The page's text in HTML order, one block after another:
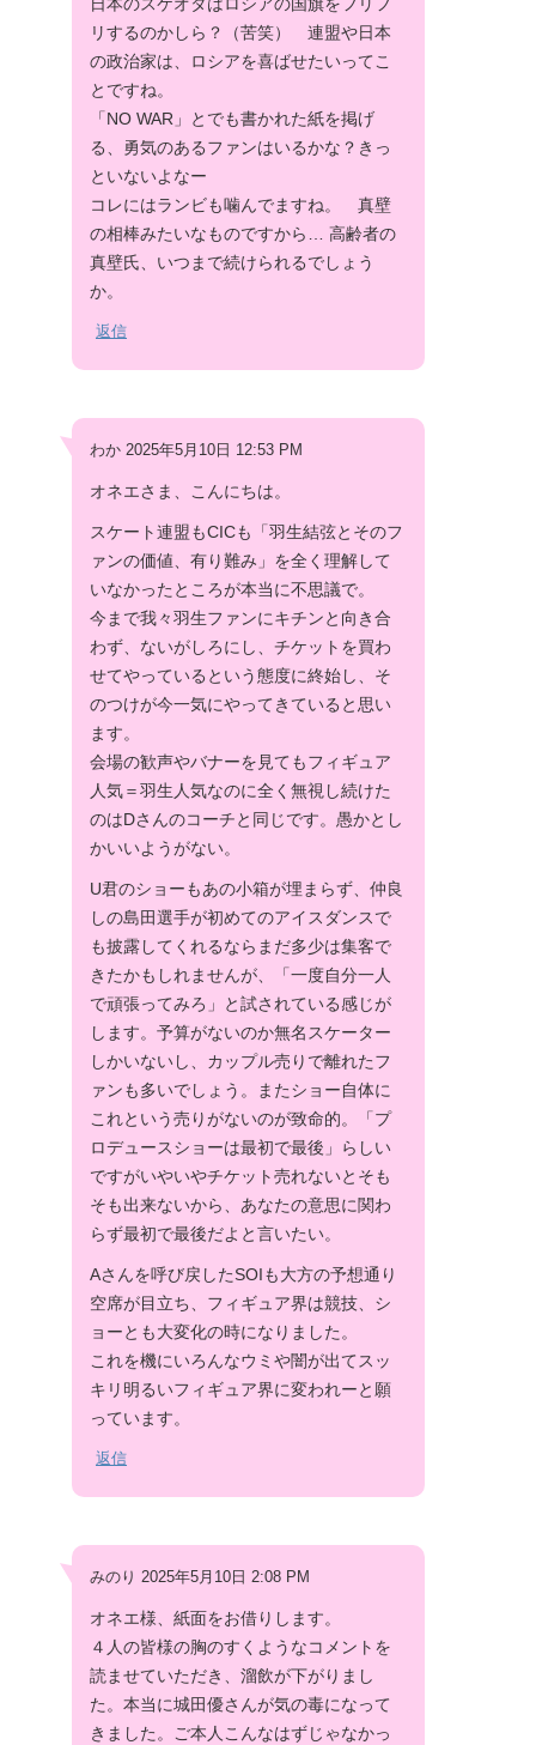
リするのかしら？（苦笑） 連盟や日本
の政治家は、ロシアを喜ばせたいってこ
とですね。
「NO WAR」とでも書かれた紙を掲げ
る、勇気のあるファンはいるかな？きっ
といないよなー
コレにはランビも噛んでますね。 真壁
の相棒みたいなものですから… 高齢者の
真壁氏、いつまで続けられるでしょう
か。
返信
わか 2025年5月10日 12:53 PM
オネエさま、こんにちは。
スケート連盟もCICも「羽生結弦とそのフ
ァンの価値、有り難み」を全く理解して
いなかったところが本当に不思議で。
今まで我々羽生ファンにキチンと向き合
わず、ないがしろにし、チケットを買わ
せてやっているという態度に終始し、そ
のつけが今一気にやってきていると思い
ます。
会場の歓声やバナーを見てもフィギュア
人気＝羽生人気なのに全く無視し続けた
のはDさんのコーチと同じです。愚かとし
かいいようがない。
U君のショーもあの小箱が埋まらず、仲良
しの島田選手が初めてのアイスダンスで
も披露してくれるならまだ多少は集客で
きたかもしれませんが、「一度自分一人
で頑張ってみろ」と試されている感じが
します。予算がないのか無名スケーター
しかいないし、カップル売りで離れたフ
ァンも多いでしょう。またショー自体に
これという売りがないのが致命的。「プ
ロデュースショーは最初で最後」らしい
ですがいやいやチケット売れないとそも
そも出来ないから、あなたの意思に関わ
らず最初で最後だよと言いたい。
Aさんを呼び戻したSOIも大方の予想通り
空席が目立ち、フィギュア界は競技、シ
ョーとも大変化の時になりました。
これを機にいろんなウミや闇が出てスッ
キリ明るいフィギュア界に変われーと願
っています。
返信
みのり 2025年5月10日 2:08 PM
オネエ様、紙面をお借りします。
４人の皆様の胸のすくようなコメントを
読ませていただき、溜飲が下がりまし
た。本当に城田優さんが気の毒になって
きました。ご本人こんなはずじゃなかっ